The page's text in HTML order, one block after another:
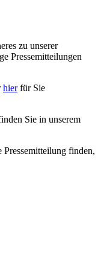
zu unserer
Pressemitteilungen
hierfür Sie
Sie in unserem
Pressemitteilung finden,